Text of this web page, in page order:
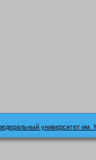
университет